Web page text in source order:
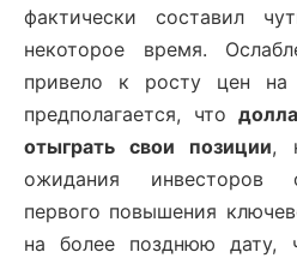
фактически составил
некоторое время.
привело к росту цен
предполагается, что
отыграть свои позиции,
ожидания инвесторов
первого повышения
на более позднюю дату,